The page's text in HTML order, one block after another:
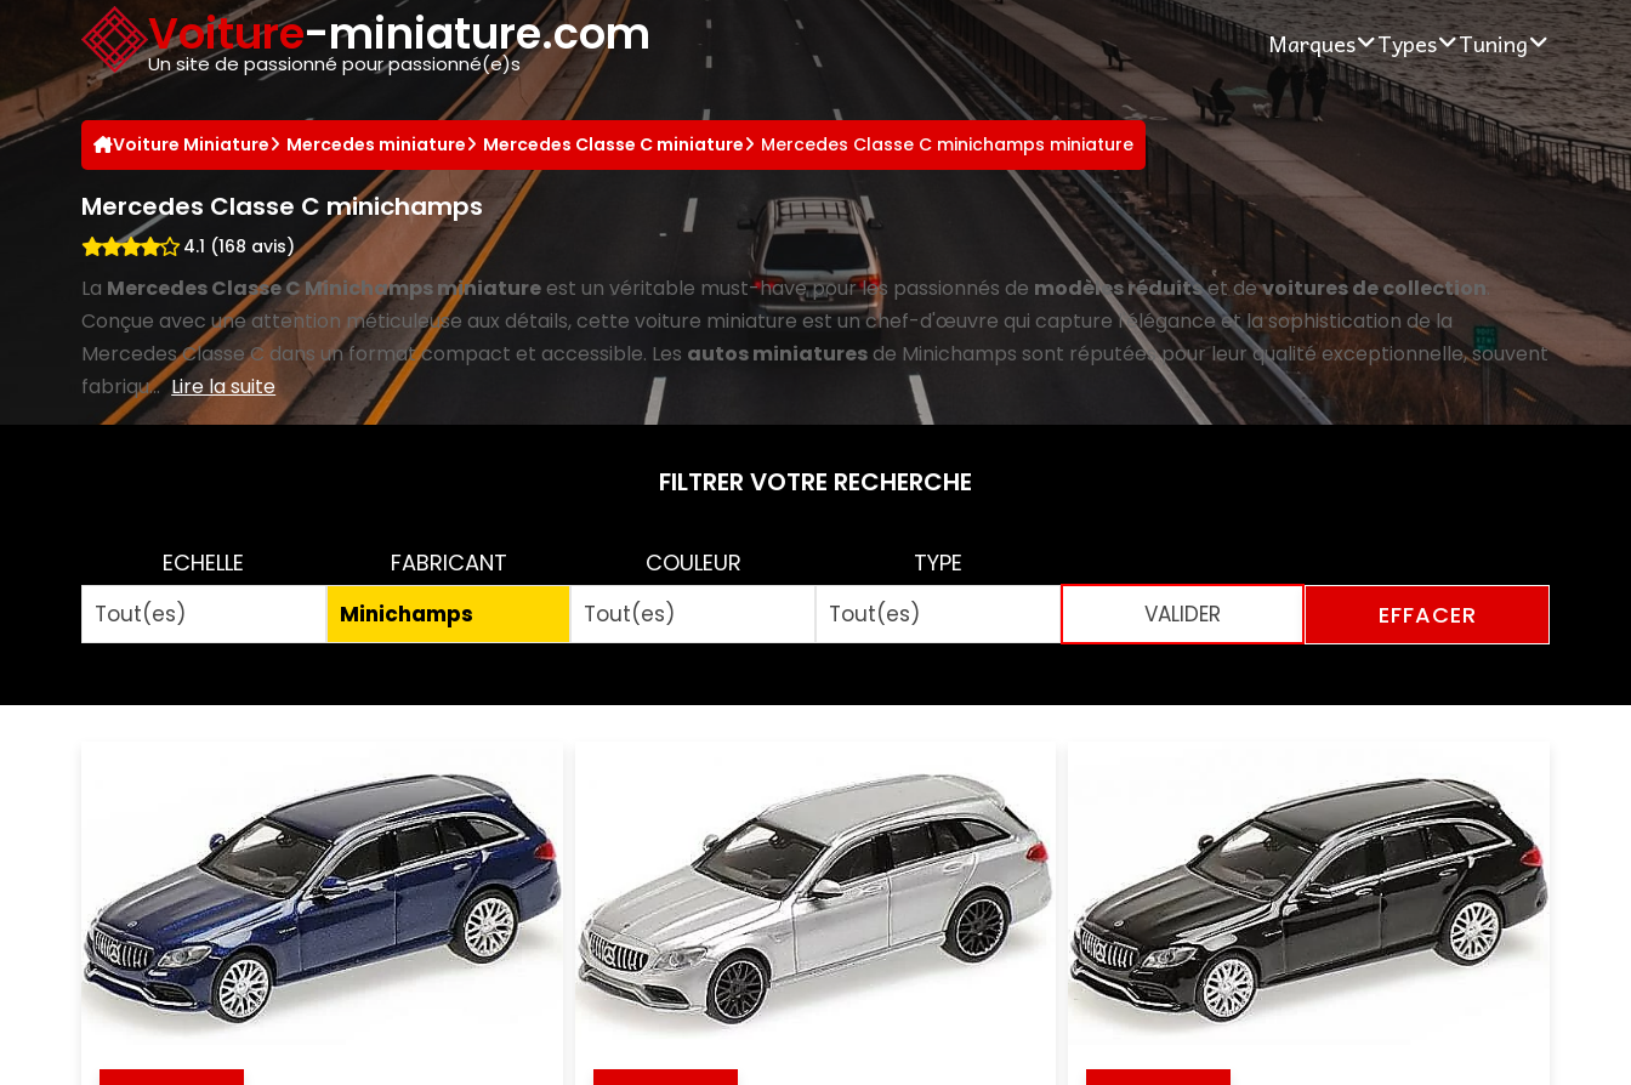
Voiture-miniature.com
Un site de passionné pour passionné(e)s
Marques Types Tuning
Voiture Miniature Mercedes miniature Mercedes Classe C miniature Mercedes Classe C minichamps miniature
Mercedes Classe C minichamps
4.1 (168 avis)
La Mercedes Classe C Minichamps miniatureest un véritable must-have pour les passionnés de modèles réduitset devoitures de collection.
Conçue avec une attention méticuleuse aux détails, cette voiture miniature est un chef-d'œuvre qui capture l'élégance et la sophistication de la
Mercedes Classe C dans un format compact et accessible. Les autos miniaturesde Minichamps sont réputées pour leur qualité exceptionnelle, souvent
fabriqu... Lire la suite
FILTRER VOTRE RECHERCHE
ECHELLE FABRICANT COULEUR
TYPE
EFFACER
Panneau de gestion des cookies